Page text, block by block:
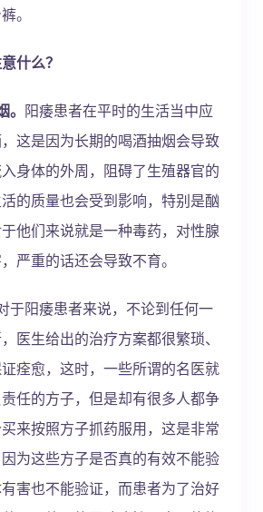
。
什么？
阳痿患者在平时的生活当中应
这是因为长期的喝酒抽烟会导致
身体的外周，阻碍了生殖器官的
的质量也会受到影响，特别是酗
他们来说就是一种毒药，对性腺
严重的话还会导致不育。
于阳痿患者来说，不论到任何一
医生给出的治疗方案都很繁琐、
痊愈，这时，一些所谓的名医就
任的方子，但是却有很多人都争
来按照方子抓药服用，这是非常
为这些方子是否真的有效不能验
害也不能验证，而患者为了治好